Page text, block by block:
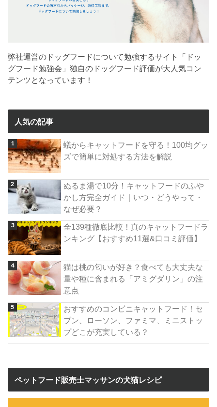
弊社運営のドッグフードについて勉強するサイト「ドッ
グフード勉強会」独自のドッグフード評価が大人気コン
テンツとなっています！
人気の記事
蟻からキャットフードを守る！100均グッ
ズで簡単に対処する方法を解説
ぬるま湯で10分！キャットフードのふや
かし方完全ガイド｜いつ・どうやって・
なぜ必要？
全139種徹底比較！真のキャットフードラ
ンキング【おすすめ11選&口コミ評価】
猫は桃の匂いが好き？食べても大丈夫な
量や種に含まれる「アミグダリン」の注
意点
おすすめのコンビニキャットフード！セ
ブン、ローソン、ファミマ、ミニストッ
プどこが充実している？
ペットフード販売士マッサンの犬猫レシピ